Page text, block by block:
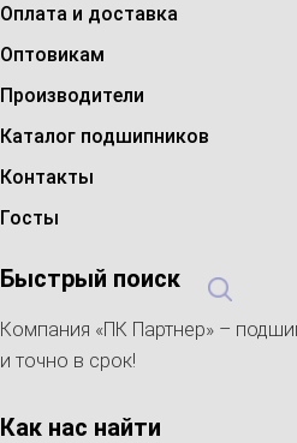
Оплата и доставка
Оптовикам
Производители
Каталог подшипников
Контакты
Госты
Быстрый поиск
Компания «ПК Партнер» –
и точно в срок!
Как нас найти